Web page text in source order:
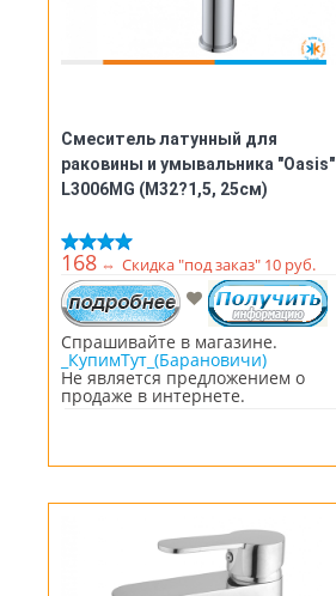
Смеситель латунный для
раковины и умывальника "Oasis"
L3006MG (М32?1,5, 25см)
168 ⇔ Скидка "под заказ" 10 руб.
Спрашивайте в магазине.
_КупимТут_(Барановичи)
Не является предложением о
продаже в интернете.